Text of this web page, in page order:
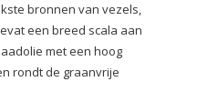
bronnen van vezels,
een breed scala aan
met een hoog
rondt de graanvrije